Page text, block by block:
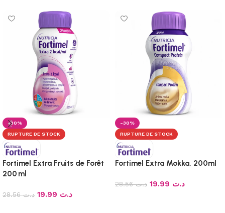
-30%
RUPTURE DE STOCK
Fortimel Extra Fruits de Forêt
200 ml
د.ت28.56 د.ت
-30%
RUPTURE DE STOCK
Fortimel Extra Mokka, 200ml
د.ت28.56 د.ت